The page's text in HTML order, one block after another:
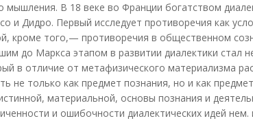
мышления. В 18 веке во Франции богатством
и Дидро. Первый исследует противоречия как
кроме того,— противоречия в общественном
до Маркса этапом в развитии диалектики стал
в отличие от метафизического материализма
не только как предмет познания, но и как
материальной, основы познания и
и ошибочности диалектических идей нем.